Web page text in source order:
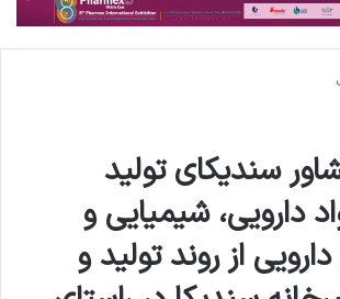
سندیکای تولید
دارویی، شیمیایی و
از روند تولید و